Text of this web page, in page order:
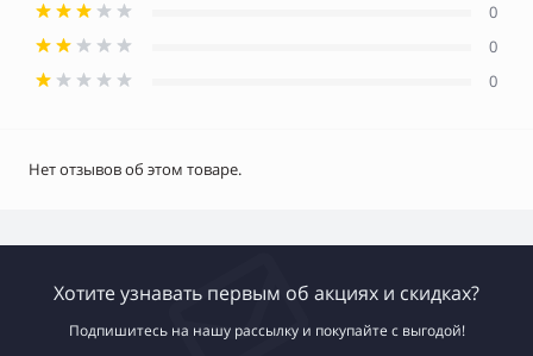
0
0
0
Нет отзывов об этом товаре.
Хотите узнавать первым об акциях и скидках?
Подпишитесь на нашу рассылку и покупайте с выгодой!